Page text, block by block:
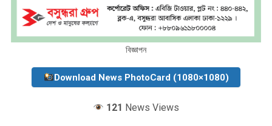
বিজ্ঞাপন
Download News PhotoCard (1080×1080)
121 News Views